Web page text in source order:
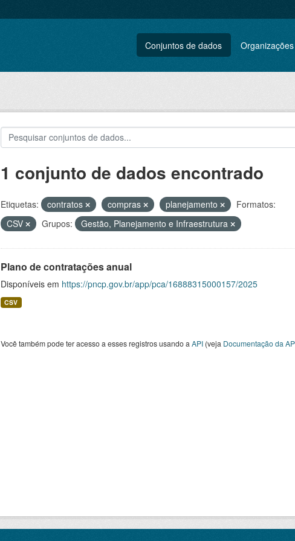
Conjuntos de dados Organizações
1 conjunto de dados encontrado
Etiquetas: contratos compras planejamento
Formatos:
CSV
Grupos: Gestão, Planejamento e Infraestrutura
Plano de contratações anual
Disponíveis em https://pncp.gov.br/app/pca/16888315000157/2025
CSV
Você também pode ter acesso a esses registros usando a API(veja Documentação da